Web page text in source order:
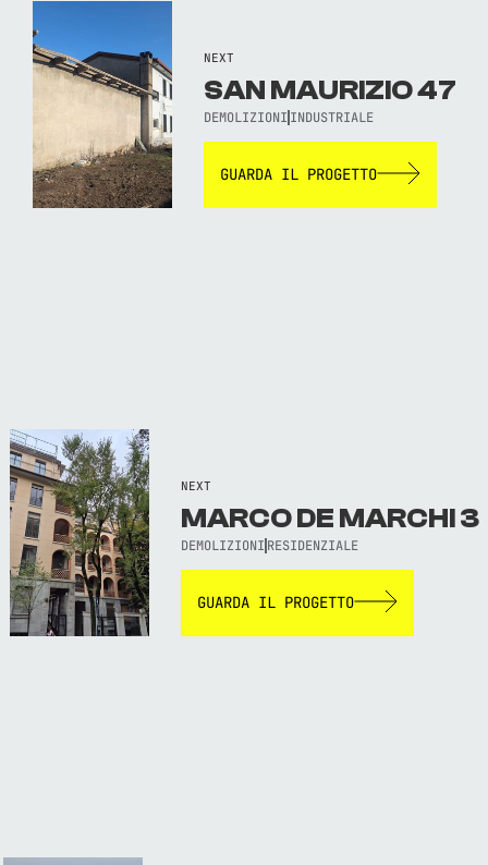
NEXT
SAN MAURIZIO 47
DEMOLIZIONI INDUSTRIALE
GUARDA IL PROGETTO
NEXT
MARCO DE MARCHI 3
DEMOLIZIONI RESIDENZIALE
GUARDA IL PROGETTO